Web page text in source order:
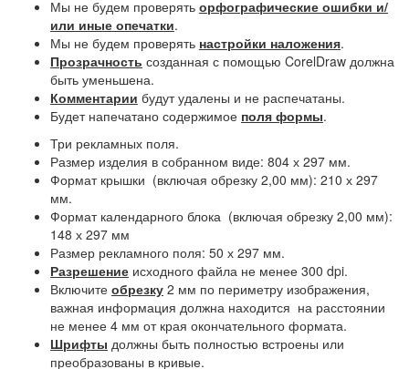
Мы не будем проверять орфографические ошибки и/
или иные опечатки.
Мы не будем проверять настройки наложения.
Прозрачность созданная с помощью CorelDraw должна
быть уменьшена.
Комментарии будут удалены и не распечатаны.
Будет напечатано содержимое поля формы.
Три рекламных поля.
Размер изделия в собранном виде: 804 х 297 мм.
Формат крышки (включая обрезку 2,00 мм): 210 х 297
мм.
Формат календарного блока (включая обрезку 2,00 мм):
148 х 297 мм
Размер рекламного поля: 50 х 297 мм.
Разрешение исходного файла не менее 300 dpi.
Включите обрезку 2 мм по периметру изображения,
важная информация должна находится на расстоянии
не менее 4 мм от края окончательного формата.
Шрифты должны быть полностью встроены или
преобразованы в кривые.